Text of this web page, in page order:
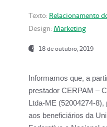
Texto: Relacionamento
Design: Marketing
18 de outubro, 2019
Informamos que, a
prestador CERPAM –
Ltda-ME (52004274-8),
aos beneficiários da